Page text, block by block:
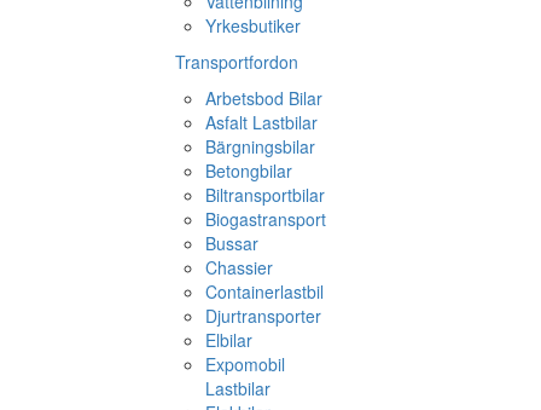
Yrkesbutiker
Transportfordon
Arbetsbod Bilar
Asfalt Lastbilar
Bärgningsbilar
Betongbilar
Biltransportbilar
Biogastransport
Bussar
Chassier
Containerlastbil
Djurtransporter
Elbilar
Expomobil
Lastbilar